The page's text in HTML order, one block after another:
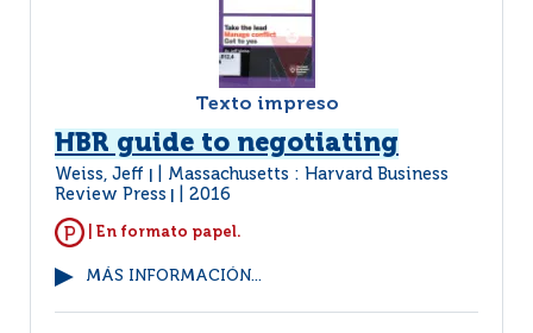
Texto impreso
HBR guide to negotiating
Weiss, Jeff
Massachusetts : Harvard Business
Review Press
2016
| En formato papel.
MÁS INFORMACIÓN...